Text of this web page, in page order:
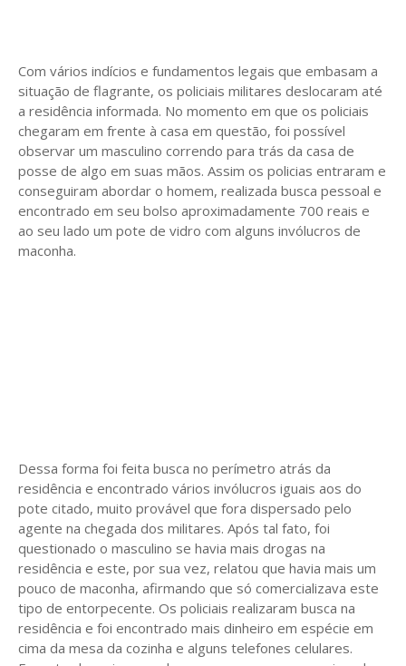
Com vários indícios e fundamentos legais que embasam a
situação de flagrante, os policiais militares deslocaram até
a residência informada. No momento em que os policiais
chegaram em frente à casa em questão, foi possível
observar um masculino correndo para trás da casa de
posse de algo em suas mãos. Assim os policias entraram e
conseguiram abordar o homem, realizada busca pessoal e
encontrado em seu bolso aproximadamente 700 reais e
ao seu lado um pote de vidro com alguns invólucros de
maconha.
Dessa forma foi feita busca no perímetro atrás da
residência e encontrado vários invólucros iguais aos do
pote citado, muito provável que fora dispersado pelo
agente na chegada dos militares. Após tal fato, foi
questionado o masculino se havia mais drogas na
residência e este, por sua vez, relatou que havia mais um
pouco de maconha, afirmando que só comercializava este
tipo de entorpecente. Os policiais realizaram busca na
residência e foi encontrado mais dinheiro em espécie em
cima da mesa da cozinha e alguns telefones celulares.